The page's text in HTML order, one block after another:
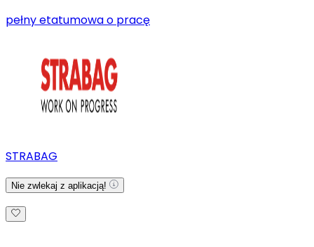
pełny etatumowa o pracę
STRABAG
Nie zwlekaj z aplikacją!